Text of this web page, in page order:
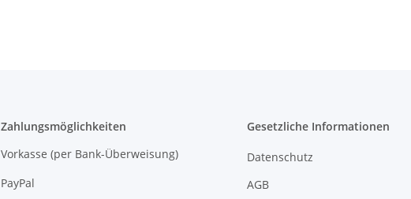
Zahlungsmöglichkeiten
Vorkasse (per Bank-Überweisung)
PayPal
Gesetzliche Informationen
Datenschutz
AGB